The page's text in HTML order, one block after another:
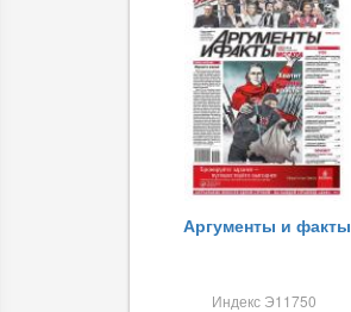
Аргументы и факты
Индекс Э11750